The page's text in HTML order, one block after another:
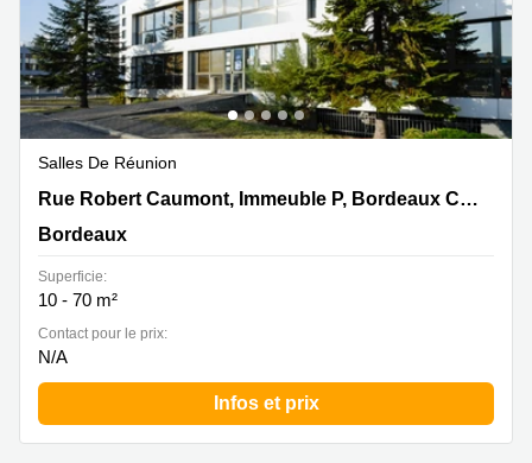
Salles De Réunion
Rue Robert Caumont, Immeuble P, Bordeaux Cedex,
Bordeaux
Rue Robert Caumont, Immeuble P, Bordeaux Cedex
Bordeaux
Superficie:
10 - 70 m²
Contact pour le prix:
N/A
Infos et prix